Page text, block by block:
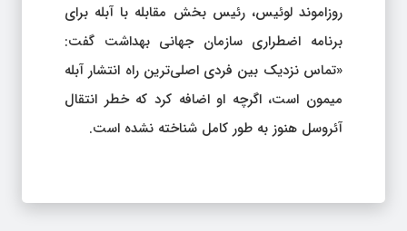
روزاموند لوئیس، رئیس بخش مقابله با آبله برای
برنامه اضطراری سازمان جهانی بهداشت گفت:
«تماس نزدیک بین فردی اصلی‌ترین راه انتشار آبله
میمون است، اگرچه او اضافه کرد که خطر انتقال
آئروسل هنوز به طور کامل شناخته نشده است.